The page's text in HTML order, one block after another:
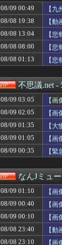
【驚愕】俺39歳、
【大阪】フェラー
「おにぎりリヤカ
【驚愕】酔っ払っ
ワイの彼女、
【悲報】 幻影旅団
【画像】妹さん、
札幌オリンピック
新聞さん、ラテ欄
【画像】美人
【悲報】女性審判
6月ワイ「株で
「路上駐車」はな
【腹筋崩壊】見た
【悲報】ヤニねこ
【九州名物】鶏刺
【画像】爆乳女さ
【画像】ブータン
中居正広、熊本に
【緊急】性行為依
美味しいプロテイ
【ｼｺ画像】エ口い
嫁に自動車、バイ
【画像】ナイトス
08/09 00:49
【
08/08 19:38
【
08/08 13:04
【
08/08 08:00
【
08/08 01:13
【
不思議.net -
08/09 03:05
【
08/09 02:05
【
08/09 01:35
【
⇒！
08/09 01:05
【
08/09 00:35
【
なんJミュ
08/09 01:10
【
08/09 00:40
【
08/09 00:10
【
08/08 23:40
【
08/08 23:10
【